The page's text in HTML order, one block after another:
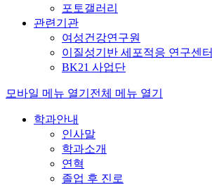
포토갤러리
관련기관
여성건강연구원
이질성기반 세포적응 연구센터
BK21 사업단
모바일 메뉴 열기 전체 메뉴 열기
학과안내
인사말
학과소개
연혁
졸업 후 진로